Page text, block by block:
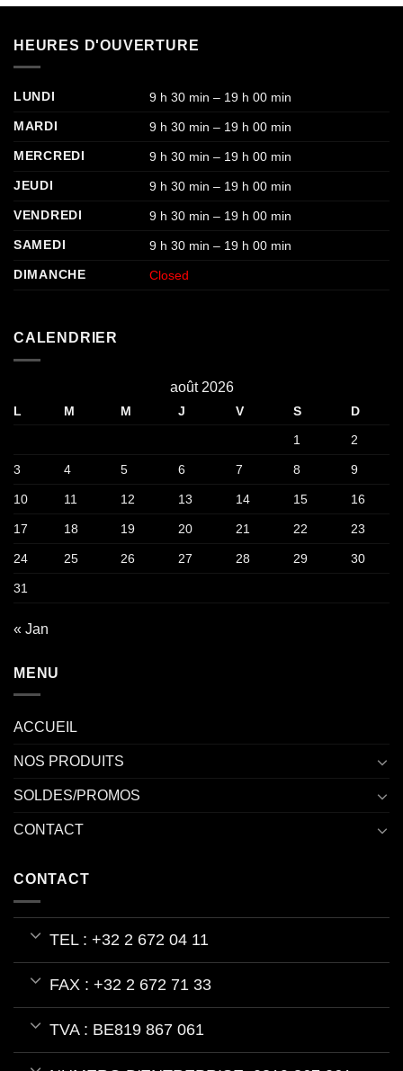
HEURES D'OUVERTURE
LUNDI
9 h 30 min – 19 h 00 min
MARDI
9 h 30 min – 19 h 00 min
MERCREDI
9 h 30 min – 19 h 00 min
JEUDI
9 h 30 min – 19 h 00 min
VENDREDI
9 h 30 min – 19 h 00 min
SAMEDI
9 h 30 min – 19 h 00 min
DIMANCHE
Closed
CALENDRIER
août 2026
L M M J V S
D
1
2
3 4 5 6 7 8 9
10 11 12 13 14 15 16
17 18 19 20 21 22 23
24 25 26 27 28 29 30
31
« Jan
MENU
ACCUEIL
NOS PRODUITS
SOLDES/PROMOS
CONTACT
CONTACT
TEL : +32 2 672 04 11
FAX : +32 2 672 71 33
TVA : BE819 867 061